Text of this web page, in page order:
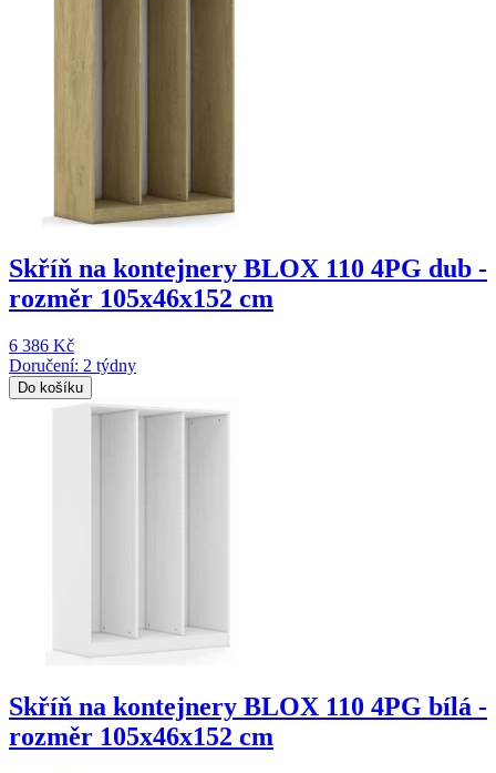
Skříň na kontejnery BLOX 110 4PG dub -
rozměr 105x46x152 cm
6 386 Kč
Doručení: 2 týdny
Do košíku
Skříň na kontejnery BLOX 110 4PG bílá -
rozměr 105x46x152 cm